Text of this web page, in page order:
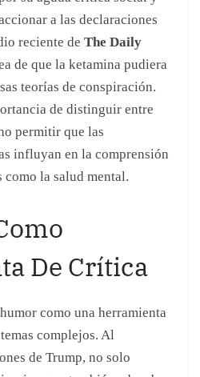
como la salud mental.
De Crítica
nuestras creencias en
Esto resuena
en que la salud mental